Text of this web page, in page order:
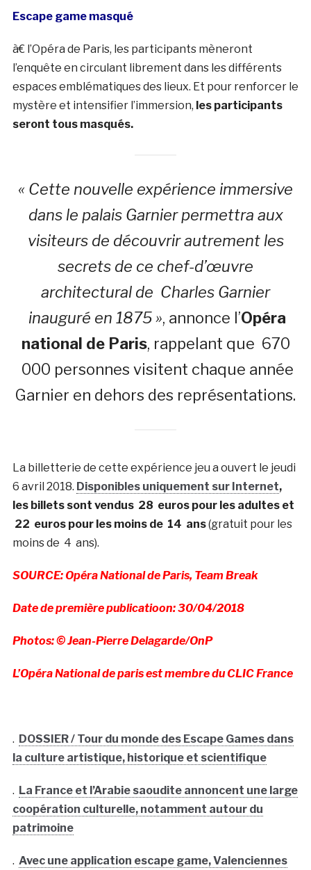
Escape game masqué
à€ l’Opéra de Paris, les participants mèneront
l’enquête en circulant librement dans les différents
espaces emblématiques des lieux. Et pour renforcer le
mystère et intensifier l’immersion, les participants
seront tous masqués.
« Cette nouvelle expérience immersive
dans le palais Garnier permettra aux
visiteurs de découvrir autrement les
secrets de ce chef-d’œuvre
architectural de Charles Garnier
inauguré en 1875 », annonce l’Opéra
national de Paris, rappelant que 670
000 personnes visitent chaque année
Garnier en dehors des représentations.
La billetterie de cette expérience jeu a ouvert le jeudi
6 avril 2018. Disponibles uniquement sur Internet,
les billets sont vendus 28 euros pour les adultes et
22 euros pour les moins de 14 ans(gratuit pour les
moins de 4 ans).
SOURCE: Opéra National de Paris, Team Break
Date de première publicatioon: 30/04/2018
Photos: © Jean-Pierre Delagarde/OnP
L’Opéra National de paris est membre du CLIC France
. DOSSIER / Tour du monde des Escape Games dans
la culture artistique, historique et scientifique
. La France et l’Arabie saoudite annoncent une large
coopération culturelle, notamment autour du
patrimoine
. Avec une application escape game, Valenciennes